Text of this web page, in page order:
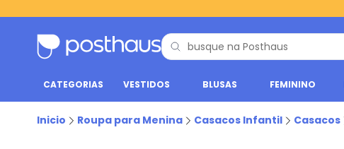
CATEGORIAS VESTIDOS BLUSAS FEMININO
Inicio Roupa para Menina Casacos Infantil Casacos